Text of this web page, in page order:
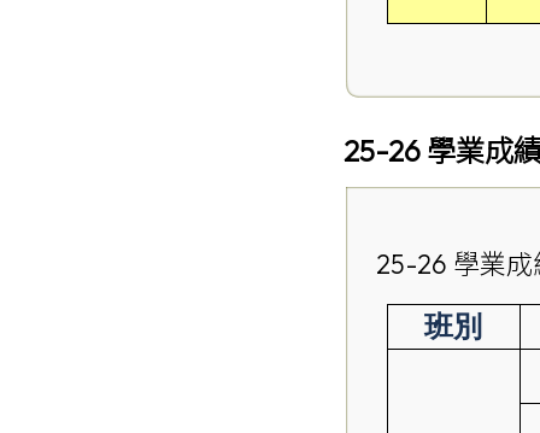
25-26 學業成
25-26 學業
班別